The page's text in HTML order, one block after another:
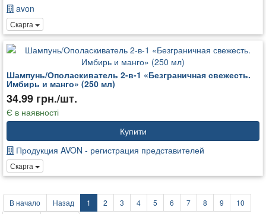
avon
Скарга
Шампунь/Ополаскиватель 2-в-1 «Безграничная свежесть.
Имбирь и манго» (250 мл)
34.99 грн./шт.
Є в наявності
Купити
Продукция AVON - регистрация представителей
Скарга
В начало Назад 1 2 3 4 5 6 7 8 9 10